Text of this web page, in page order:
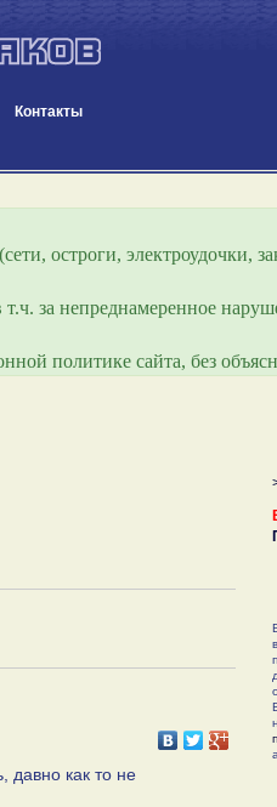
Контакты
остроги, электроудочки,
за непреднамеренное
политике сайта, без
давно как то не